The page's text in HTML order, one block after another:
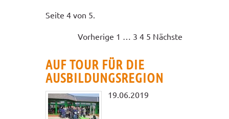
Seite 4 von 5.
Vorherige 1 3 4 5 Nächste
AUF TOUR FÜR DIE
AUSBILDUNGSREGION
19.06.2019